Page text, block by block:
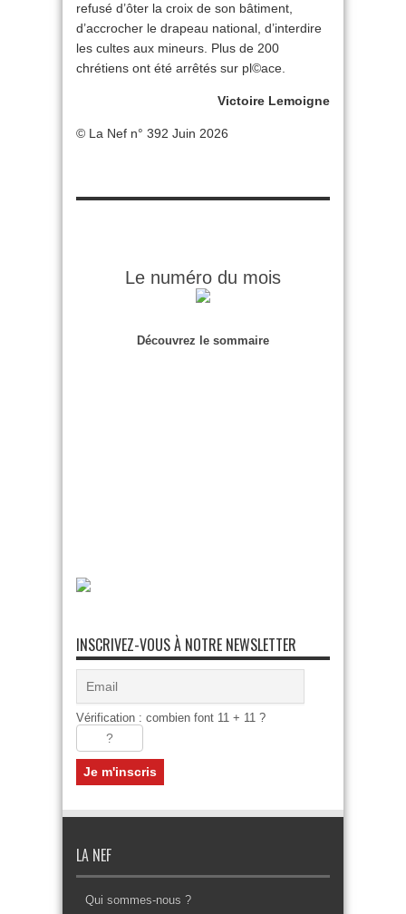
refusé d’ôter la croix de son bâtiment,
d’accrocher le drapeau national, d’interdire
les cultes aux mineurs. Plus de 200
chrétiens ont été arrêtés sur pl©ace.
Victoire Lemoigne
© La Nef n° 392 Juin 2026
Le numéro du mois
Découvrez le sommaire
INSCRIVEZ-VOUS À NOTRE NEWSLETTER
Vérification : combien font 11 + 11 ?
LA NEF
Qui sommes-nous ?